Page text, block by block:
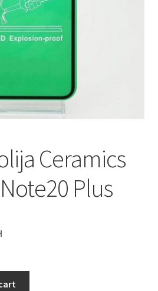
Ceramics
Plus